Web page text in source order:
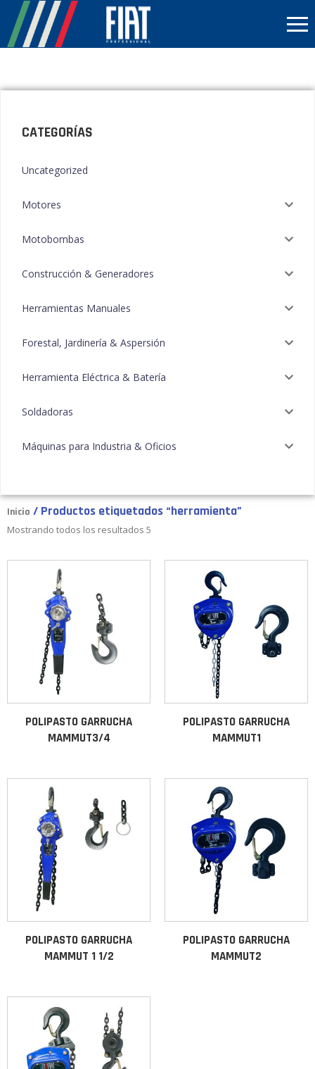
CATEGORÍAS
Uncategorized
Motores
Motobombas
Construcción & Generadores
Herramientas Manuales
Forestal, Jardinería & Aspersión
Herramienta Eléctrica & Batería
Soldadoras
Máquinas para Industria & Oficios
Inicio / Productos etiquetados “herramienta”
Mostrando todos los resultados 5
POLIPASTO GARRUCHA
MAMMUT3/4
POLIPASTO GARRUCHA
MAMMUT1
POLIPASTO GARRUCHA
MAMMUT 1 1/2
POLIPASTO GARRUCHA
MAMMUT2